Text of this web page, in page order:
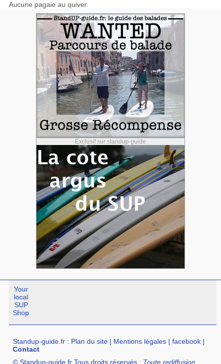
Aucune pagaie au quiver.
Exclusif sur standup-guide
Your
local
SUP
Shop
Standup-guide.fr : Plan du site | Mentions légales |facebook |
Contact
© Standup-guide.fr Tous droits réservés : Toute rediffusion,